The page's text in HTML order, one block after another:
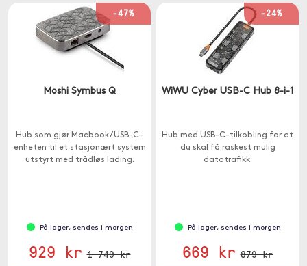
-47%
Moshi Symbus Q
Hub som gjør Macbook / USB-C-
enheten til et stasjonært system
utstyrt med trådløs lading.
På lager, sendes i morgen
929 kr 1 749 kr
-24%
WiWU Cyber USB-C Hub 8-i-1
Hub med USB-C-tilkobling for at
du skal få raskest mulig
datatrafikk.
På lager, sendes i morgen
669 kr 879 kr